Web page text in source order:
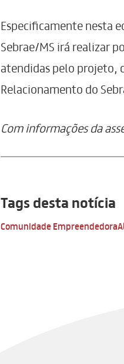
Especificamente nesta
Sebrae/MS irá realizar
atendidas pelo projeto,
Relacionamento do
Com informações da
Tags desta notícia
Comunidade Empreendedora